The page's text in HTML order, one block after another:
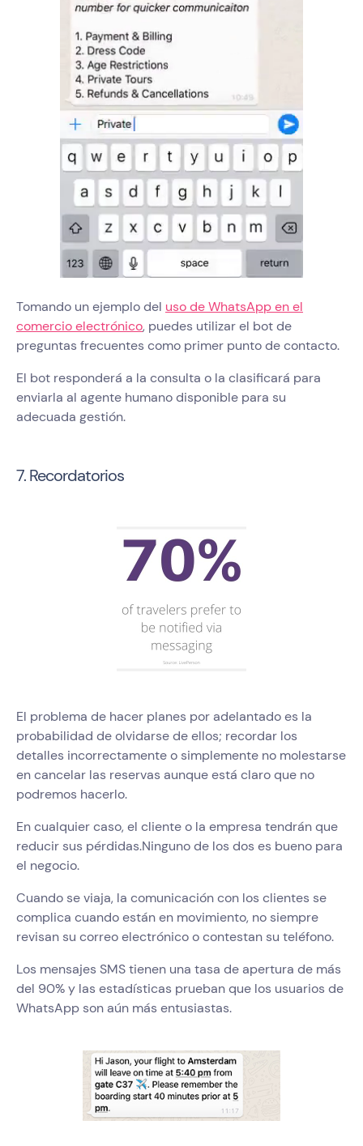
Tomando un ejemplo del uso de WhatsApp en el
comercio electrónico, puedes utilizar el bot de
preguntas frecuentes como primer punto de contacto.
El bot responderá a la consulta o la clasificará para
enviarla al agente humano disponible para su
adecuada gestión.
7. Recordatorios
El problema de hacer planes por adelantado es la
probabilidad de olvidarse de ellos; recordar los
detalles incorrectamente o simplemente no molestarse
en cancelar las reservas aunque está claro que no
podremos hacerlo.
En cualquier caso, el cliente o la empresa tendrán que
reducir sus pérdidas.Ninguno de los dos es bueno para
el negocio.
Cuando se viaja, la comunicación con los clientes se
complica cuando están en movimiento, no siempre
revisan su correo electrónico o contestan su teléfono.
Los mensajes SMS tienen una tasa de apertura de más
del 90% y las estadísticas prueban que los usuarios de
WhatsApp son aún más entusiastas.